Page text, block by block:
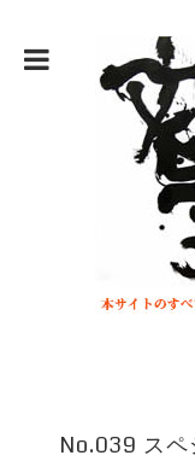
No.039 スペ